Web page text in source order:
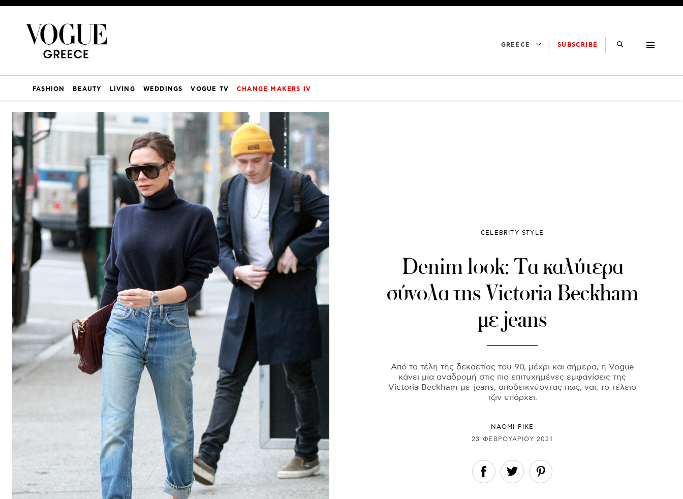
GREECE SUBSCRIBE
FASHION BEAUTY LIVING WEDDINGS VOGUE TV CHANGE MAKERS IV
CELEBRITY STYLE
Denim look: Τα καλύτερα
σύνολα της Victoria Beckham
με jeans
Aπό τα τέλη της δεκαετίας του 90, μέχρι και σήμερα, η Vogue
κάνει μια αναδρομή στις πιο επιτυχημένες εμφανίσεις της
Victoria Beckham με jeans, αποδεικνύοντας πως, ναι, το τέλειο
τζιν υπάρχει.
NAOMI PIKE
23 ΦΕΒΡΟΥΑΡΊΟΥ 2021